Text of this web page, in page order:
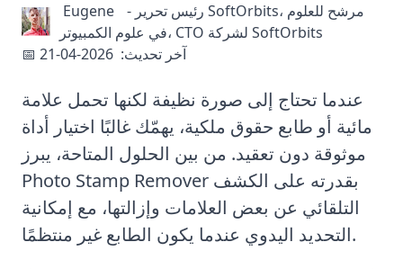
Eugene - رئيس تحرير SoftOrbits، مرشح للعلوم
في علوم الكمبيوتر، CTO لشركة SoftOrbits
📅 آخر تحديث:
عندما تحتاج إلى صورة نظيفة لكنها تحمل علامة
مائية أو طابع حقوق ملكية، يهمّك غالبًا اختيار أداة
موثوقة دون تعقيد. من بين الحلول المتاحة، يبرز
Photo Stamp Remover
التلقائي عن بعض العلامات وإزالتها، مع إمكانية
التحديد اليدوي عندما يكون الطابع غير منتظمًا.